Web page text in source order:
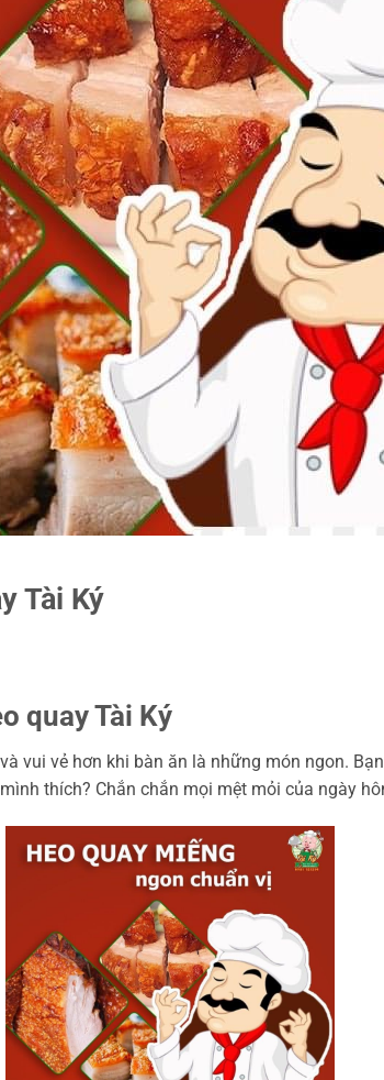
Tài Ký
quay Tài Ký
vui vẻ hơn khi bàn ăn là những món ngon.
thích? Chắn chắn mọi mệt mỏi của ngày